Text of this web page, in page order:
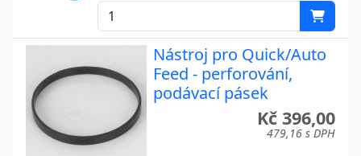
Nástroj pro Quick/Auto
Feed - perforování,
podávací pásek
Kč 396,00
479,16 s DPH